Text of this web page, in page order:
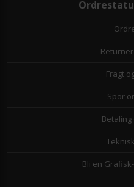
Fragt
Spor
Bli en